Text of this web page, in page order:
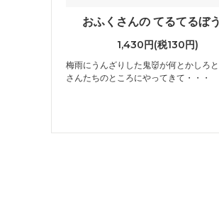
おふくさんの てるてるぼ
1,430円(税130円)
梅雨にうんざりした鬼👹が何とかしろと
さんたちのところにやってきて・・・